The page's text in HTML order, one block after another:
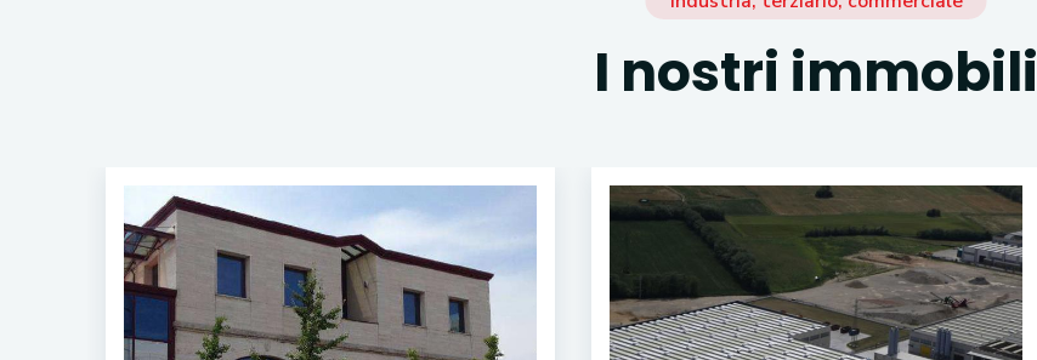
I nostri immobili